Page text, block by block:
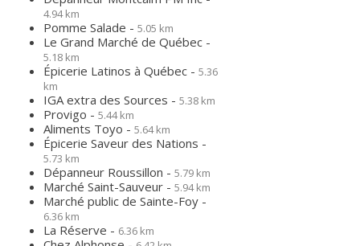
4.94 km
Pomme Salade - 5.05 km
Le Grand Marché de Québec -
5.18 km
Épicerie Latinos à Québec - 5.36
km
IGA extra des Sources - 5.38 km
Provigo - 5.44 km
Aliments Toyo - 5.64 km
Épicerie Saveur des Nations -
5.73 km
Dépanneur Roussillon - 5.79 km
Marché Saint-Sauveur - 5.94 km
Marché public de Sainte-Foy -
6.36 km
La Réserve - 6.36 km